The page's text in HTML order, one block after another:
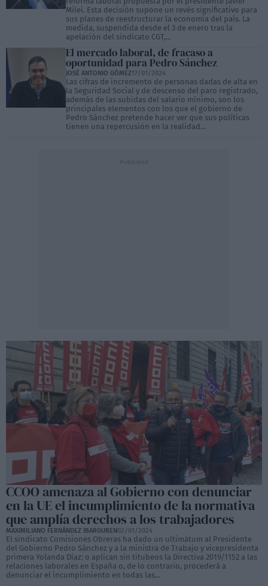
Milei. Esta decisión supone un revés significativo para
sus planes de reestructurar la economía del país. La
medida, suspendida desde el 3 de enero tras la
apelación del sindicato CGT,...
El mercado laboral, de fracaso a
oportunidad para Pedro Sánchez
JOSÉ ANTONIO GÓMEZ17/01/2024
Las cifras de incremento de personas dadas de alta en
la Seguridad Social y de descenso del paro registrado,
además de las subidas del salario mínimo, son los
principales elementos con los que el gobierno de
Pedro Sánchez pretende hacer ver que sus políticas
tienen una repercusión en la realidad...
CCOO amenaza al Gobierno con denunciar
en la UE el incumplimiento de la normativa
que amplía derechos a los trabajadores
MAXIMILIANO FERNÁNDEZ IBARGUREN02/01/2024
El sindicato Comisiones Obreras ha dado un ultimátum al Presidente
del Gobierno Pedro Sánchez y a la ministra de Trabajo y vicepresidenta
primera Yolanda Díaz: o aplican sin titubeos la Directiva 2019/1152 a las
relaciones laborales en España o, de lo contrario, procederá a
denunciar el incumplimiento en todas las...